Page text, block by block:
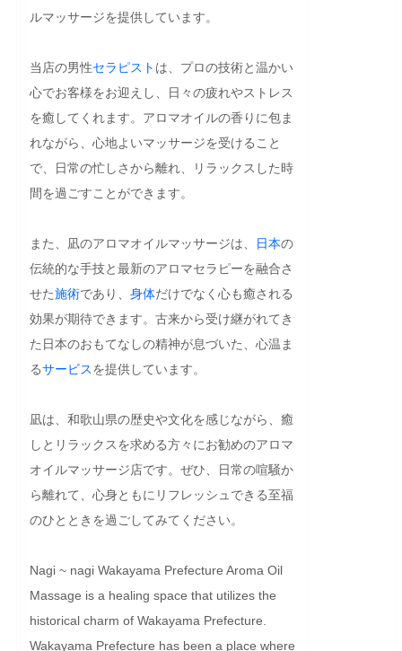
ルマッサージを提供しています。
当店の男性セラピスト は、プロの技術と温かい
心でお客様をお迎えし、日々の疲れやストレス
を癒してくれます。アロマオイルの香りに包ま
れながら、心地よいマッサージを受けること
で、日常の忙しさから離れ、リラックスした時
間を過ごすことができます。
また、凪のアロマオイルマッサージは、 日本の
伝統的な手技と最新のアロマセラピーを融合さ
せた施術であり、 身体だけでなく心も癒される
効果が期待できます。古来から受け継がれてき
た日本のおもてなしの精神が息づいた、心温ま
るサービスを提供しています。
凪は、和歌山県の歴史や文化を感じながら、癒
しとリラックスを求める方々にお勧めのアロマ
オイルマッサージ店です。ぜひ、日常の喧騒か
ら離れて、心身ともにリフレッシュできる至福
のひとときを過ごしてみてください。
Nagi ~ nagi Wakayama Prefecture Aroma Oil
Massage is a healing space that utilizes the
historical charm of Wakayama Prefecture.
Wakayama Prefecture has been a place where